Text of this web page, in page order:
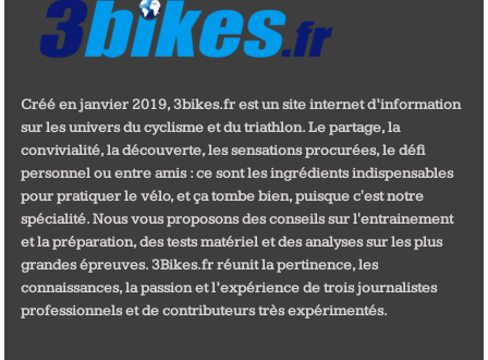
Créé en janvier 2019, 3bikes.fr est un site internet d’information
sur les univers du cyclisme et du triathlon. Le partage, la
convivialité, la découverte, les sensations procurées, le défi
personnel ou entre amis : ce sont les ingrédients indispensables
pour pratiquer le vélo, et ça tombe bien, puisque c'est notre
spécialité. Nous vous proposons des conseils sur l'entrainement
et la préparation, des tests matériel et des analyses sur les plus
grandes épreuves. 3Bikes.fr réunit la pertinence, les
connaissances, la passion et l’expérience de trois journalistes
professionnels et de contributeurs très expérimentés.